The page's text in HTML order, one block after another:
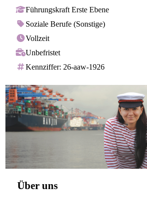
Führungskraft Erste Ebene
Soziale Berufe (Sonstige)
Vollzeit
Unbefristet
Kennziffer: 26-aaw-1926
Über uns